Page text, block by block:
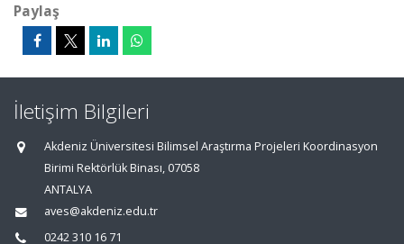
Paylaş
İletişim Bilgileri
Akdeniz Üniversitesi Bilimsel Araştırma Projeleri Koordinasyon
Birimi Rektörlük Binası, 07058
ANTALYA
aves@akdeniz.edu.tr
0242 310 16 71